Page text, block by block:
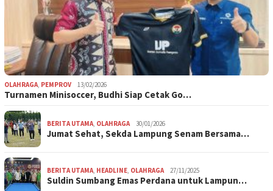
OLAHRAGA, PEMPROV 13/02/2026
Turnamen Minisoccer, Budhi Siap Cetak Go…
BERITA UTAMA, OLAHRAGA 30/01/2026
Jumat Sehat, Sekda Lampung Senam Bersama…
BERITA UTAMA, HEADLINE, OLAHRAGA 27/11/2025
Suldin Sumbang Emas Perdana untuk Lampun…